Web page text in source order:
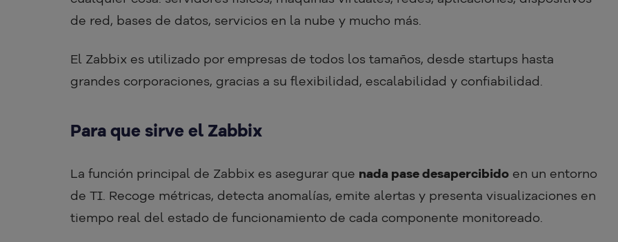
de red, bases de datos, servicios en la nube y mucho más.
El Zabbix es utilizado por empresas de todos los tamaños, desde startups hasta
grandes corporaciones, gracias a su flexibilidad, escalabilidad y confiabilidad.
Para que sirve el Zabbix
La función principal de Zabbix es asegurar que nada pase desapercibido en un entorno
de TI. Recoge métricas, detecta anomalías, emite alertas y presenta visualizaciones en
tiempo real del estado de funcionamiento de cada componente monitoreado.